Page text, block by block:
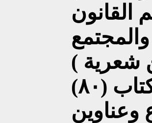
القانون
شعرية )
عدد أربعة ، وقد تضمن الكتاب (٨٠)
وعناوين